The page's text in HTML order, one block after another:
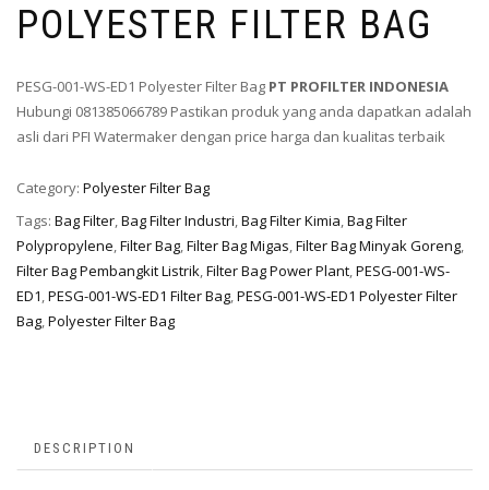
POLYESTER FILTER BAG
PESG-001-WS-ED1 Polyester Filter Bag PT PROFILTER INDONESIA
Hubungi 081385066789 Pastikan produk yang anda dapatkan adalah
asli dari PFI Watermaker dengan price harga dan kualitas terbaik
Category: Polyester Filter Bag
Tags: Bag Filter,Bag Filter Industri,Bag Filter Kimia,Bag Filter
Polypropylene,Filter Bag,Filter Bag Migas,Filter Bag Minyak Goreng,
Filter Bag Pembangkit Listrik,Filter Bag Power Plant,PESG-001-WS-
ED1,PESG-001-WS-ED1 Filter Bag,PESG-001-WS-ED1 Polyester Filter
Bag,Polyester Filter Bag
DESCRIPTION